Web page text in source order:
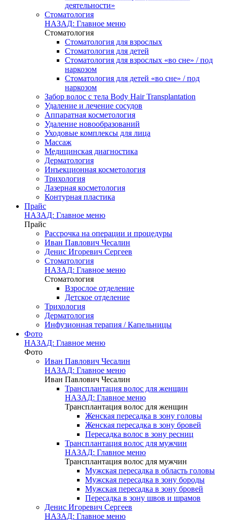
деятельности»
Стоматология
НАЗАД: Главное меню
Стоматология
Стоматология для взрослых
Стоматология для детей
Стоматология для взрослых «во сне» / под
наркозом
Стоматология для детей «во сне» / под
наркозом
Забор волос с тела Body Hair Transplantation
Удаление и лечение сосудов
Аппаратная косметология
Удаление новообразований
Уходовые комплексы для лица
Массаж
Медицинская диагностика
Дерматология
Инъекционная косметология
Трихология
Лазерная косметология
Контурная пластика
Прайс
НАЗАД: Главное меню
Прайс
Рассрочка на операции и процедуры
Иван Павлович Чесалин
Денис Игоревич Сергеев
Стоматология
НАЗАД: Главное меню
Стоматология
Взрослое отделение
Детское отделение
Трихология
Дерматология
Инфузионная терапия / Капельницы
Фото
НАЗАД: Главное меню
Фото
Иван Павлович Чесалин
НАЗАД: Главное меню
Иван Павлович Чесалин
Трансплантация волос для женщин
НАЗАД: Главное меню
Трансплантация волос для женщин
Женская пересадка в зону головы
Женская пересадка в зону бровей
Пересадка волос в зону ресниц
Трансплантация волос для мужчин
НАЗАД: Главное меню
Трансплантация волос для мужчин
Мужская пересадка в область головы
Мужская пересадка в зону бороды
Мужская пересадка в зону бровей
Пересадка в зону швов и шрамов
Денис Игоревич Сергеев
НАЗАД: Главное меню